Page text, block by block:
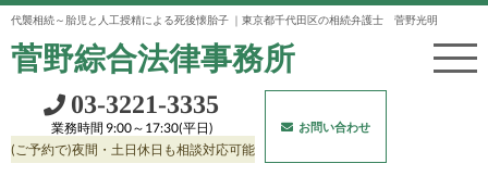
代襲相続～胎児と人工授精による死後懐胎子 ｜東京都千代田区の相続弁護士 菅野光明
菅野綜合法律事務所
03‐3221‐3335
業務時間 9:00～17:30(平日)
(ご予約で)夜間・土日休日も相談対応可能
お問い合わせ